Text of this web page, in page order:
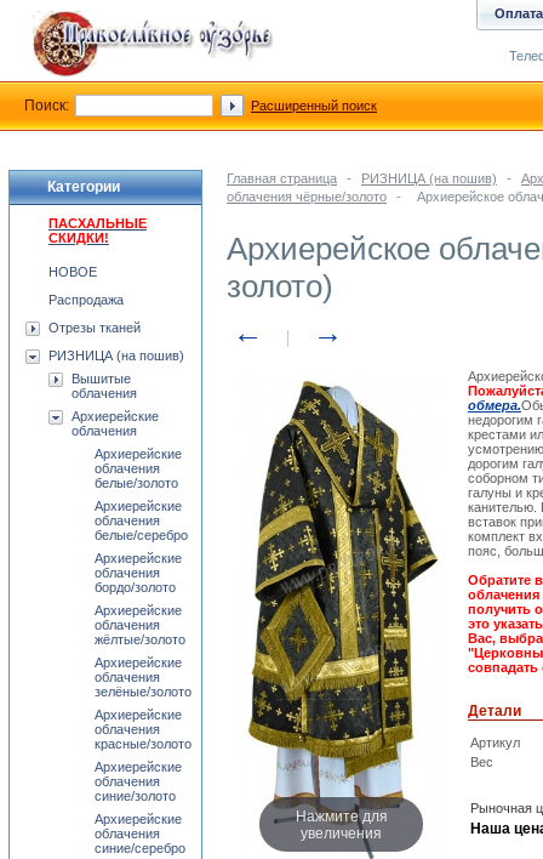
Главная страница - РИЗНИЦА (на пошив) -
облачения чёрные/золото
- Архиерейское
Архиерейское
золото)
← →
Нажмите для
увеличения
обмера.
недорогим
крестами
дорогим
соборном
галуны и
канителью.
вставок
комплект
пояс,
Обратите
облачения
получить
это
Вас,
совпадать
Детали
Артикул
Вес
Рыночная
Наша
Категории
ПАСХАЛЬНЫЕ
СКИДКИ!
НОВОЕ
Распродажа
Отрезы тканей
РИЗНИЦА (на пошив)
Вышитые
облачения
Архиерейские
облачения
Архиерейские
облачения
белые/золото
Архиерейские
облачения
белые/серебро
Архиерейские
облачения
бордо/золото
Архиерейские
облачения
жёлтые/золото
Архиерейские
облачения
зелёные/золото
Архиерейские
облачения
красные/золото
Архиерейские
облачения
синие/золото
Архиерейские
облачения
синие/серебро
Оплата
Поиск: Расширенный поиск